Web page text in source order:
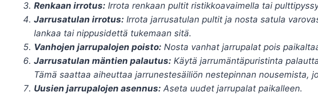
Renkaan irrotus: Irrota renkaan pultit ristikkoavaimella tai
Jarrusatulan irrotus: Irrota jarrusatulan pultit ja nosta satula
lankaa tai nippusidettä tukemaan sitä.
Vanhojen jarrupalojen poisto: Nosta vanhat jarrupalat pois
Jarrusatulan mäntien palautus: Käytä jarrumäntäpuristinta
Tämä saattaa aiheuttaa jarrunestesäiliön nestepinnan nousemista,
Uusien jarrupalojen asennus: Aseta uudet jarrupalat paikalleen.